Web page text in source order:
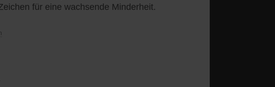
für eine wachsende Minderheit.